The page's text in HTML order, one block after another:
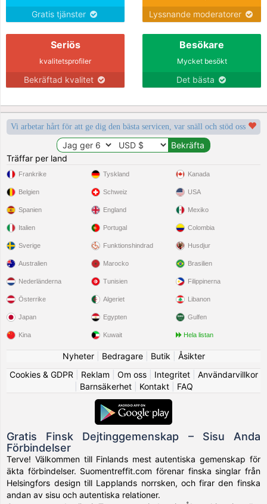
Gratis tjänster Lyssnande moderatorer
Seriös
kvalitetsprofiler
Bekräftad kvalitet
Besökare
Mycket besökt
Det bästa
Vi arbetar hårt för att ge dig den bästa servicen, var snäll och stöd oss
Träffar per land
Frankrike
Belgien
Spanien
Italien
Sverige
Tyskland
Schweiz
England
Portugal
Funktionshindrad
Kanada
USA
Mexiko
Colombia
Husdjur
Australien
Nederländerna
Österrike
Japan
Kina
Marocko
Tunisien
Algeriet
Egypten
Kuwait
Brasilien
Filippinerna
Libanon
Gulfen
Hela listan
Nyheter| Bedragare| Butik
Åsikter
Cookies & GDPR
Reklam Om oss| Integritet| Användarvillkor
Barnsäkerhet| Kontakt| FAQ
Gratis Finsk Dejtinggemenskap – Sisu Anda
Förbindelser
Terve! Välkommen till Finlands mest autentiska gemenskap för
äkta förbindelser. Suomentreffit.com förenar finska singlar från
Helsingfors design till Lapplands norrsken, och firar den finska
andan av sisu och autentiska relationer.